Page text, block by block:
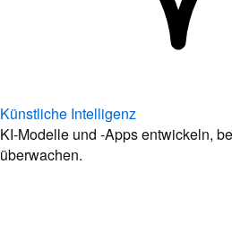
Künstliche Intelligenz
KI-Modelle und -Apps entwickeln,
überwachen.